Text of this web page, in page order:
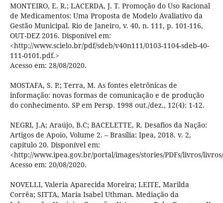
MONTEIRO, E. R.; LACERDA, J. T. Promoção do Uso Racional
de Medicamentos: Uma Proposta de Modelo Avaliativo da
Gestão Municipal. Rio de Janeiro, v. 40, n. 111, p. 101-116,
OUT-DEZ 2016. Disponível em:
<http://www.scielo.br/pdf/sdeb/v40n111/0103-1104-sdeb-40-
111-0101.pdf.>
Acesso em: 28/08/2020.
MOSTAFA, S. P.; Terra, M. As fontes eletrônicas de
informação: novas formas de comunicação e de produção
do conhecimento. SP em Persp. 1998 out./dez., 12(4): 1-12.
NEGRI, J.A; Araújo, B.C; BACELETTE, R. Desafios da Nação:
Artigos de Apoio, Volume 2. – Brasília: Ipea, 2018. v. 2,
capítulo 20. Disponível em:
<http://www.ipea.gov.br/portal/images/stories/PDFs/livros/
Acesso em: 20/08/2020.
NOVELLI, Valeria Aparecida Moreira; LEITE, Marilda
Corrêa; SITTA, Maria Isabel Uthman. Mediação da